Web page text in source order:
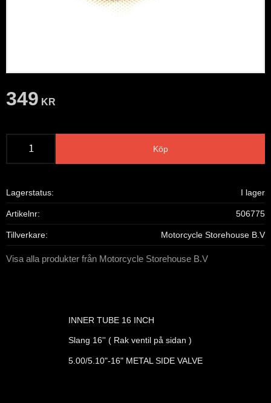
349 KR
Köp
Lagerstatus I lager
Artikelnr 506775
Tillverkare Motorcycle Storehouse B.V
Visa alla produkter från Motorcycle Storehouse B.V
INNER TUBE 16 INCH
Slang 16'' ( Rak ventil på sidan )
5.00/5.10"-16" METAL SIDE VALVE